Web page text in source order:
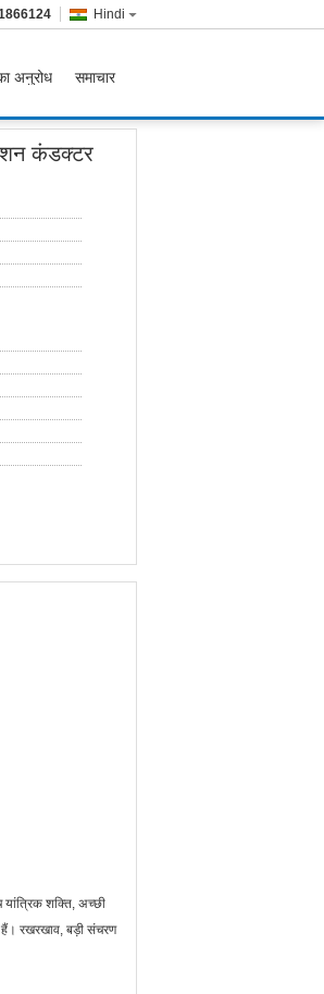
Hindi
अनुरोध समाचार
कंडक्टर
शक्ति, अच्छी
हैं। रखरखाव, बड़ी संचरण